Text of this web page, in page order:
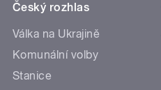
Český rozhlas
Válka na Ukrajině
Komunální volby
Stanice